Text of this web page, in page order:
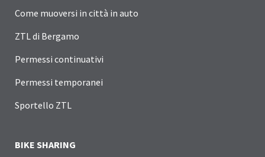
Come muoversi in città in auto
ZTL di Bergamo
Permessi continuativi
Permessi temporanei
Sportello ZTL
BIKE SHARING